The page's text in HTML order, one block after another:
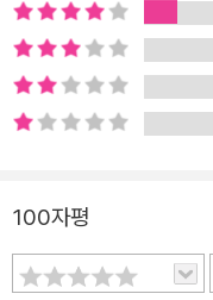
한 성장담은 그래서 더더욱 독
소설은 ‘우물 안 지구’적
라본 지구와 달, 우주의 풍
다. 지구로부터 400킬로
때문에 하루에 열다섯 번
령처럼 지구를 감싸고 타
감탄과 동경의 우주적 상
100자평